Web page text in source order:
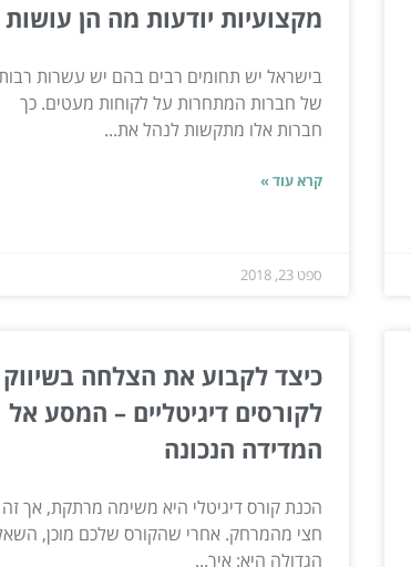
מקצועיות יודעות מה הן עושות
בישראל יש תחומים רבים בהם יש עשרות
של חברות המתחרות על לקוחות מעטים. כך
חברות אלו מתקשות לנהל את...
קרא עוד »
ספט 23, 2018
כיצד לקבוע את הצלחה בשיווק
לקורסים דיגיטליים – המסע אל
המדידה הנכונה
הכנת קורס דיגיטלי היא משימה מרתקת, אך
חצי מהמרחק. אחרי שהקורס שלכם מוכן,
הגדולה היא: איך...